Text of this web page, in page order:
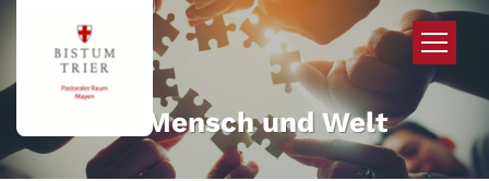
Zum Inhalt springen
Mehr für Mensch und Welt